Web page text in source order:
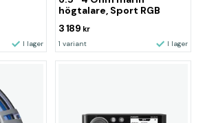
I lager
högtalare, Sport RGB
3 189 kr
1 variant I lager